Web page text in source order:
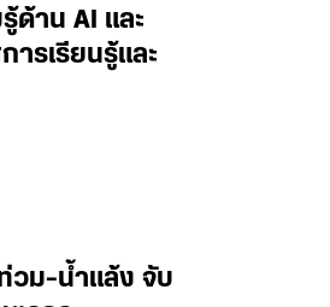
ด้าน AI และ
ารเรียนรู้และ
วม-น้ำแล้ง จับ